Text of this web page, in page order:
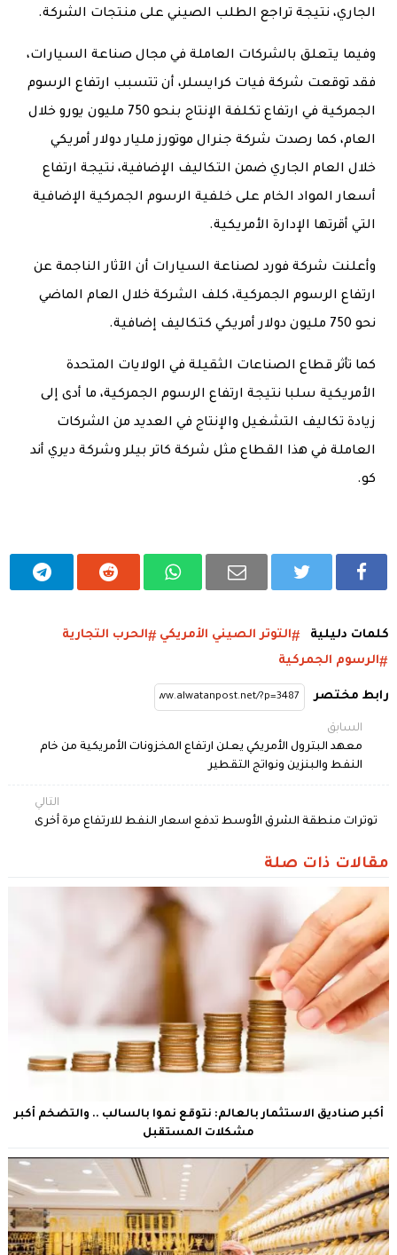
الجاري، نتيجة تراجع الطلب الصيني على منتجات الشركة.
وفيما يتعلق بالشركات العاملة في مجال صناعة السيارات،
فقد توقعت شركة فيات كرايسلر، أن تتسبب ارتفاع الرسوم
الجمركية في ارتفاع تكلفة الإنتاج بنحو 750 مليون يورو خلال
العام، كما رصدت شركة جنرال موتورز مليار دولار أمريكي
خلال العام الجاري ضمن التكاليف الإضافية، نتيجة ارتفاع
أسعار المواد الخام على خلفية الرسوم الجمركية الإضافية
التي أقرتها الإدارة الأمريكية.
وأعلنت شركة فورد لصناعة السيارات أن الآثار الناجمة عن
ارتفاع الرسوم الجمركية، كلف الشركة خلال العام الماضي
نحو 750 مليون دولار أمريكي كتكاليف إضافية.
كما تأثر قطاع الصناعات الثقيلة في الولايات المتحدة
الأمريكية سلبا نتيجة ارتفاع الرسوم الجمركية، ما أدى إلى
زيادة تكاليف التشغيل والإنتاج في العديد من الشركات
العاملة في هذا القطاع مثل شركة كاتر بيلر وشركة ديري أند
كو.
كلمات دليلية التوتر الصيني الأمريكي
الحرب التجارية
الرسوم الجمركية
رابط مختصر
السابق
معهد البترول الأمريكي يعلن ارتفاع المخزونات الأمريكية من خام
النفط والبنزين ونواتج التقطير
التالي
توترات منطقة الشرق الأوسط تدفع اسعار النفط للارتفاع مرة أخرى
مقالات ذات صلة
أكبر صناديق الاستثمار بالعالم: نتوقع نموا بالسالب .. والتضخم أكبر
مشكلات المستقبل